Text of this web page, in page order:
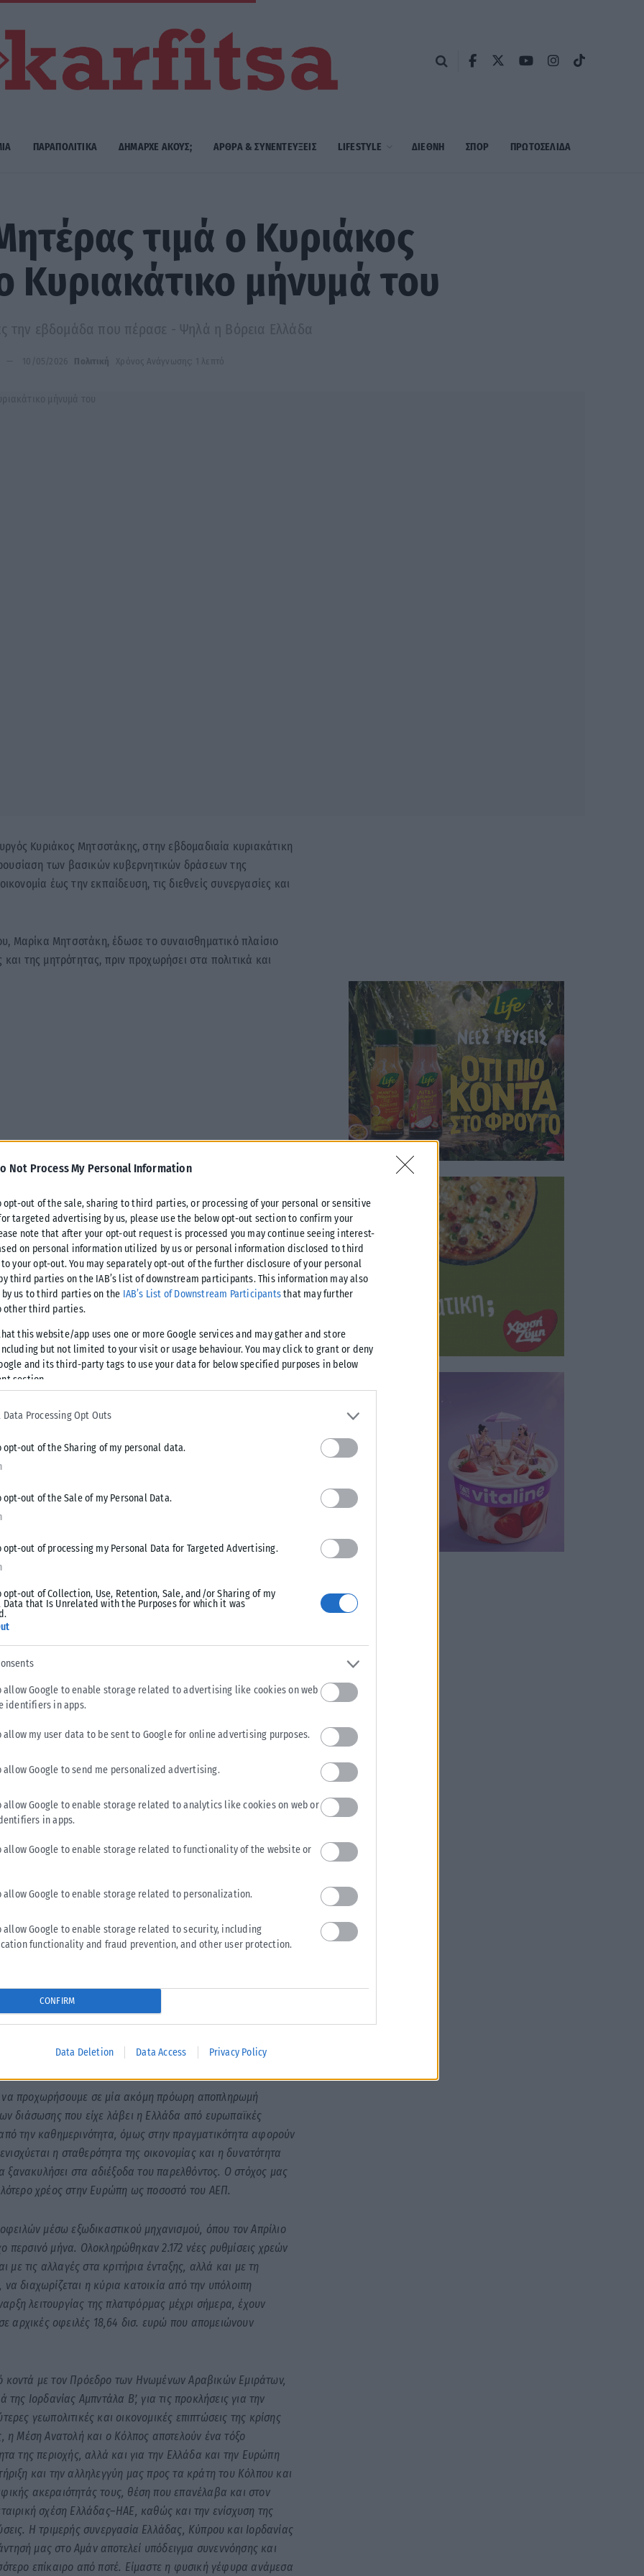
Not Process My Personal Information
opt-out of the sale, sharing to third parties, or processing of your personal or sensitive
targeted advertising by us, please use the below opt-out section to confirm your
note that after your opt-out request is processed you may continue seeing interest-
on personal information utilized by us or personal information disclosed to third
your opt-out. You may separately opt-out of the further disclosure of your personal
third parties on the IAB’s list of downstream participants. This information may also
by us to third parties on the IAB’s List of Downstream Participantsthat may further
other third parties.
this website/app uses one or more Google services and may gather and store
but not limited to your visit or usage behaviour. You may click to grant or deny
and its third-party tags to use your data for below specified purposes in below
section.
Data Processing Opt Outs
opt-out of the Sharing of my personal data.
opt-out of the Sale of my Personal Data.
opt-out of processing my Personal Data for Targeted Advertising.
opt-out of Collection, Use, Retention, Sale, and/or Sharing of my
Data that Is Unrelated with the Purposes for which it was
allow Google to enable storage related to advertising like cookies on web
identifiers in apps.
allow my user data to be sent to Google for online advertising purposes.
allow Google to send me personalized advertising.
allow Google to enable storage related to analytics like cookies on web or
in apps.
allow Google to enable storage related to functionality of the website or
allow Google to enable storage related to personalization.
allow Google to enable storage related to security, including
functionality and fraud prevention, and other user protection.
CONFIRM
Data Deletion Data Access Privacy Policy
ΠΑΡΑΠΟΛΙΤΙΚΑ ΔΗΜΑΡΧE ΑΚΟΥΣ; ΑΡΘΡΑ & ΣΥΝΕΝΤΕΥΞΕΙΣ LIFESTYLE ΔΙΕΘΝΗ ΣΠΟΡ ΠΡΩΤΟΣΈΛΙΔΑ
τιμά ο Κυριάκος
Κυριακάτικο μήνυμά του
την εβδομάδα που πέρασε - Ψηλά η Βόρεια Ελλάδα
10/05/2026 Πολιτική Χρόνος Ανάγνωσης: 1 λεπτό
Κυριάκος Μητσοτάκης, στην εβδομαδιαία κυριακάτικη
των βασικών κυβερνητικών δράσεων της
έως την εκπαίδευση, τις διεθνείς συνεργασίες και
Μαρίκα Μητσοτάκη, έδωσε το συναισθηματικό πλαίσιο
της μητρότητας, πριν προχωρήσει στα πολιτικά και
δίνοντας έμφαση στην ενίσχυση της αποθήκευσης
και οικονομικά προσιτή ενέργεια, με παράλληλη
ύψους 6,9 δισ. ευρώ, την οποία χαρακτήρισε κομβική
και τη σταδιακή μείωση του δημόσιου χρέους.
οφειλών, επισημαίνοντας τη σημαντική αύξηση των
σε χώρες του Κόλπου και της Μέσης Ανατολής, με
στην εισαγωγή της Τεχνητής Νοημοσύνης στη
διεθνών συνεργασιών της χώρας σε ψηφιακές υποδομές
αναβαθμίσεων, μεταφορών και πολιτισμού, καθώς
την ενίσχυση των δυνατοτήτων της χώρας σε
με την ένταξη νέων προστατευόμενων περιοχών, αλλά και
περιφέρεια, με έμφαση σε Ιωάννινα και Θεσσαλονίκη.
της Μητέρας. Την πρώτη αγκαλιά και το σύμβολο της
μας. Τέτοιες στιγμές αισθάνομαι κι εγώ κοντά μου τη
αλλά και με τα τεράστια αποθέματα υπομονής και
για όσα προσφέρουν καθημερινά και αθόρυβα στην
πια, κοντά μας, ας τις κρατάμε στη μνήμη και στην καρδιά
και τις παρεμβάσεις της εβδομάδας που πέρασε.
και Ενέργειας, που αποκτούν ακόμη μεγαλύτερη
Περσικό Κόλπο. Στόχος των ρυθμίσεων είναι η αύξηση της
τέλος του έτους και στο 1 GW το 2027. Ο νέος νόμος
ενέργεια, με προστασία των περιοχών εντός του δικτύου
Είναι ρυθμίσεις που έρχονται σε συνέχεια της
2 χρόνια, πλέον, χώρα που εξάγει ενέργεια αντί να
να προχωρήσουμε σε μία ακόμη πρόωρη αποπληρωμή
διάσωσης που είχε λάβει η Ελλάδα από ευρωπαϊκές
την καθημερινότητα, όμως στην πραγματικότητα αφορούν
η σταθερότητα της οικονομίας και η δυνατότητα
ξανακυλήσει στα αδιέξοδα του παρελθόντος. Ο στόχος μας
χρέος στην Ευρώπη ως ποσοστό του ΑΕΠ.
μέσω εξωδικαστικού μηχανισμού, όπου τον Απρίλιο
περσινό μήνα. Ολοκληρώθηκαν 2.172 νέες ρυθμίσεις χρεών
με τις αλλαγές στα κριτήρια ένταξης, αλλά και με τη
διαχωρίζεται η κύρια κατοικία από την υπόλοιπη
λειτουργίας της πλατφόρμας μέχρι σήμερα, έχουν
αρχικές οφειλές 18,64 δισ. ευρώ που απομειώνουν
κοντά με τον Πρόεδρο των Ηνωμένων Αραβικών Εμιράτων,
Ιορδανίας Αμπντάλα Β’, για τις προκλήσεις για την
γεωπολιτικές και οικονομικές επιπτώσεις της κρίσης
η Μέση Ανατολή και ο Κόλπος αποτελούν ένα τόξο
της περιοχής, αλλά και για την Ελλάδα και την Ευρώπη
και την αλληλεγγύη μας προς τα κράτη του Κόλπου και
ακεραιότητάς τους, θέση που επανέλαβα και στον
σχέση Ελλάδας–ΗΑΕ, καθώς και την ενίσχυση της
Η τριμερής συνεργασία Ελλάδας, Κύπρου και Ιορδανίας
μας στο Αμάν αποτελεί υπόδειγμα συνεννόησης και
επίκαιρο από ποτέ. Είμαστε η φυσική γέφυρα ανάμεσα